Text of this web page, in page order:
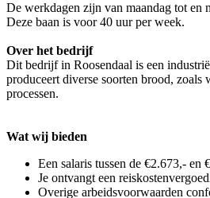
De werkdagen zijn van maandag tot en
Deze baan is voor 40 uur per week.
Over het bedrijf
Dit bedrijf in Roosendaal is een
produceert diverse soorten brood,
processen.
Wat wij bieden
Een salaris tussen de €2.673,- en
Je ontvangt een
Overige arbeidsvoorwaarden